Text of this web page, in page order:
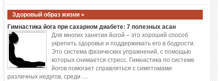
Здоровый образ жизни »
Гимнастика йога при сахарном диабете: 7 полезных асан
Для многих занятия йогой – это хороший способ
укрепить здоровье и поддерживать его в бодрости.
Это система физических упражнений, с помощью
которых снимается стресс. Гимнастика по системе
йогов помогает справляться с симптомами
различных недугов, среди …